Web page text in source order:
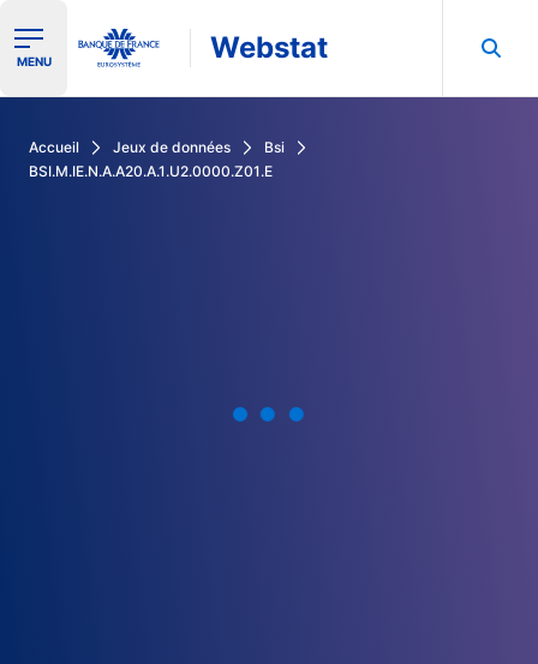
Ouvrir le menu de navigation
MENU Webstat
Accueil Jeux de données
Bsi
BSI.M.IE.N.A.A20.A.1.U2.0000.Z01.E